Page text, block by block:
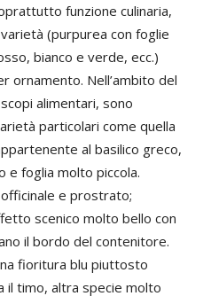
funzione culinaria,
(purpurea con foglie
bianco e verde, ecc.)
ornamento. Nell’ambito del
alimentari, sono
particolari come quella
al basilico greco,
e foglia molto piccola.
e prostrato;
scenico molto bello con
il bordo del contenitore.
fioritura blu piuttosto
il timo, altra specie molto